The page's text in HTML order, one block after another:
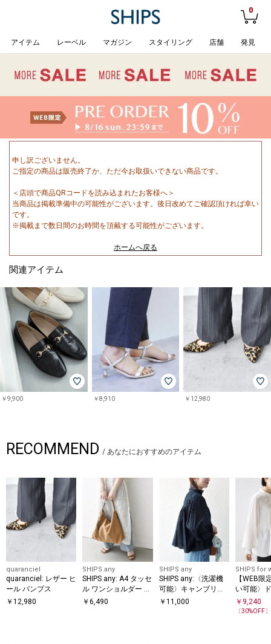
0
アイテム レーベル マガジン スタイリング 店舗 発見
申し訳ございません。
ご指定の商品は販売終了か、ただ今お取扱いできない商品です。
＜店頭で商品QRコードを読み込まれたお客様へ＞
当商品は掲載準備中の可能性がございます。後日改めてご確認頂ければ幸い
です。
※掲載まで数日間のお時間を頂戴する可能性がございます。
ホームへ戻る
関連アイテム
￥9,900 ￥8,910 ￥12,980
RECOMMEND / あなたにおすすめのアイテム
quaranciel
quaranciel: レザー ヒ
ール パンプス
￥ 12,980
SHIPS any
SHIPS any: A4 タッセ
ル ワンショルダー バ
ッグ
￥6,490
SHIPS any
SHIPS any:〈洗濯機
可能〉キャンブリッ
ク スタンドカラー レ
￥ 11,000
SHIPS for
【WEB限
い可能〉
袖 シャー
ウス
￥ 9,240
〔30%OFF〕